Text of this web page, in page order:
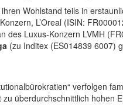
Wohlstand teils in
L’Oreal (ISIN:
des Luxus-Konzern LVMH
(zu Inditex (ES014839 6007)
verfolgen
überdurchschnittlich hohen